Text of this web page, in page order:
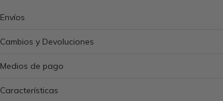
Envíos
Cambios y Devoluciones
Medios de pago
Características